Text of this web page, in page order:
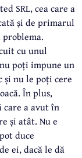
SRL, cea care a
și de primarul
cu unul
poți impune un
nu le poți cere
În plus,
care a avut în
și atât. Nu e
duce
ei, dacă le dă